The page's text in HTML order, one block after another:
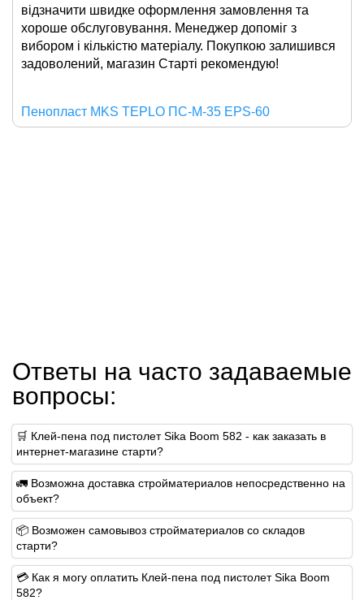
відзначити швидке оформлення замовлення та
хороше обслуговування. Менеджер допоміг з
вибором і кількістю матеріалу. Покупкою залишився
задоволений, магазин Старті рекомендую!
Пенопласт MKS TEPLO ПС-М-35 EPS-60
Ответы на часто задаваемые
вопросы:
🛒 Клей-пена под пистолет Sika Boom 582 - как заказать в
интернет-магазине старти?
🚛 Возможна доставка стройматериалов непосредственно на
объект?
📦 Возможен самовывоз стройматериалов со складов
старти?
💳 Как я могу оплатить Клей-пена под пистолет Sika Boom
582?